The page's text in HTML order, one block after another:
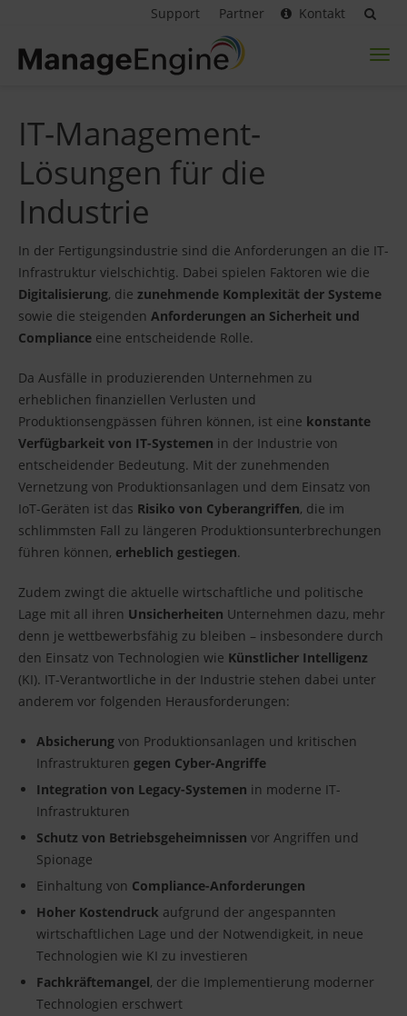
Support Partner Kontakt
IT-Management-
Lösungen für die
Industrie
In der Fertigungsindustrie sind die Anforderungen an die IT-
Infrastruktur vielschichtig. Dabei spielen Faktoren wie die
Digitalisierung, die zunehmende Komplexität der Systeme
sowie die steigenden Anforderungen an Sicherheit und
Compliance eine entscheidende Rolle.
Da Ausfälle in produzierenden Unternehmen zu
erheblichen finanziellen Verlusten und
Produktionsengpässen führen können, ist eine konstante
Verfügbarkeit von IT-Systemen in der Industrie von
entscheidender Bedeutung. Mit der zunehmenden
Vernetzung von Produktionsanlagen und dem Einsatz von
IoT-Geräten ist das Risiko von Cyberangriffen, die im
schlimmsten Fall zu längeren Produktionsunterbrechungen
führen können, erheblich gestiegen.
Zudem zwingt die aktuelle wirtschaftliche und politische
Lage mit all ihren Unsicherheiten Unternehmen dazu, mehr
denn je wettbewerbsfähig zu bleiben – insbesondere durch
den Einsatz von Technologien wie Künstlicher Intelligenz
(KI). IT-Verantwortliche in der Industrie stehen dabei unter
anderem vor folgenden Herausforderungen:
Absicherung von Produktionsanlagen und kritischen
Infrastrukturen gegen Cyber-Angriffe
Integration von Legacy-Systemen in moderne IT-
Infrastrukturen
Schutz von Betriebsgeheimnissen vor Angriffen und
Spionage
Einhaltung von Compliance-Anforderungen
Hoher Kostendruck aufgrund der angespannten
wirtschaftlichen Lage und der Notwendigkeit, in neue
Technologien wie KI zu investieren
Fachkräftemangel, der die Implementierung moderner
Technologien erschwert